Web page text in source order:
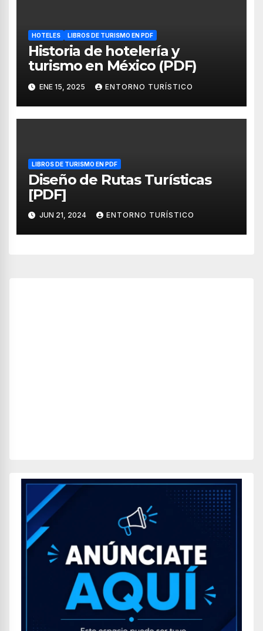
HOTELES LIBROS DE TURISMO EN PDF
Historia de hotelería y
turismo en México (PDF)
ENE 15, 2025 ENTORNO TURÍSTICO
LIBROS DE TURISMO EN PDF
Diseño de Rutas Turísticas
[PDF]
JUN 21, 2024 ENTORNO TURÍSTICO